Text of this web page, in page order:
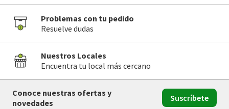
Problemas con tu pedido
Resuelve dudas
Nuestros Locales
Encuentra tu local más cercano
Conoce nuestras ofertas y
novedades
Suscríbete